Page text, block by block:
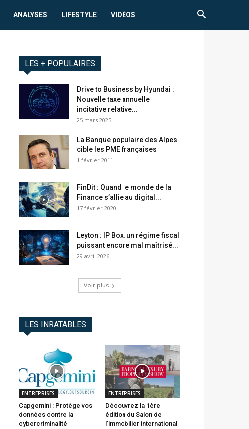
ANALYSES LIFESTYLE VIDÉOS
LES + POPULAIRES
Drive to Business by Hyundai :
Nouvelle taxe annuelle
incitative relative...
25 mars 2025
La Banque populaire des Alpes
cible les PME françaises
1 février 2011
FinDit : Quand le monde de la
Finance s’allie au digital...
17 février 2020
Leyton : IP Box, un régime fiscal
puissant encore mal maîtrisé...
29 avril 2026
Voir plus
LES INRATABLES
ENTREPRISES
Capgemini : Protège vos
données contre la
cybercriminalité
ENTREPRISES
Découvrez la 1ère
édition du Salon de
l’immobilier international